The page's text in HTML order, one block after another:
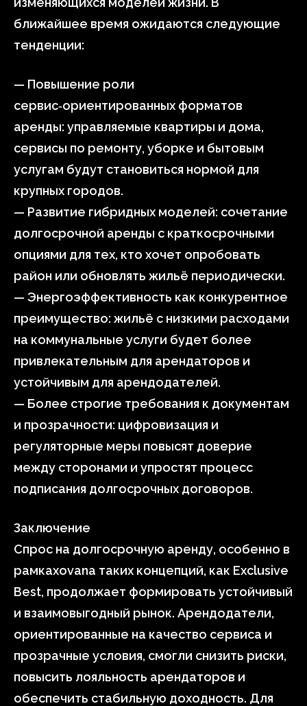
ближайшее время ожидаются следующие
тенденции:
— Повышение роли
сервис‑ориентированных форматов
аренды: управляемые квартиры и дома,
сервисы по ремонту, уборке и бытовым
услугам будут становиться нормой для
крупных городов.
— Развитие гибридных моделей: сочетание
долгосрочной аренды с краткосрочными
опциями для тех, кто хочет опробовать
район или обновлять жильё периодически.
— Энергоэффективность как конкурентное
преимущество: жильё с низкими расходами
на коммунальные услуги будет более
привлекательным для арендаторов и
устойчивым для арендодателей.
— Более строгие требования к документам
и прозрачности: цифровизация и
регуляторные меры повысят доверие
между сторонами и упростят процесс
подписания долгосрочных договоров.
Заключение
Спрос на долгосрочную аренду, особенно в
рамкахovana таких концепций, как Exclusive
Best, продолжает формировать устойчивый
и взаимовыгодный рынок. Арендодатели,
ориентированные на качество сервиса и
прозрачные условия, смогли снизить риски,
повысить лояльность арендаторов и
обеспечить стабильную доходность. Для